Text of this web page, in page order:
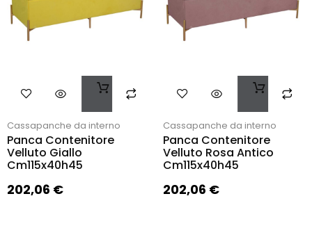
Cassapanche da interno
Panca Contenitore
Velluto Giallo
Cm115x40h45
202,06 €
Cassapanche da interno
Panca Contenitore
Velluto Rosa Antico
Cm115x40h45
202,06 €